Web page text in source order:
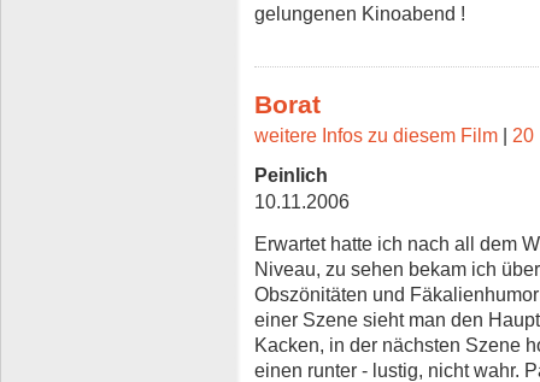
gelungenen Kinoabend !
Borat
weitere Infos zu diesem Film | 20
Peinlich
10.11.2006
Erwartet hatte ich nach all dem
Niveau, zu sehen bekam ich
Obszönitäten und
einer Szene sieht man den
Kacken, in der nächsten Szene
einen runter - lustig, nicht wahr.